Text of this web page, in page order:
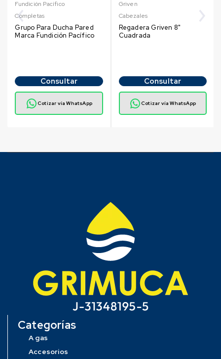
Fundición Pacífico
Completas
Grupo Para Ducha Pared
Marca Fundición Pacífico
Consultar
Cotizar vía WhatsApp
Griven
Cabezales
Regadera Griven 8"
Cuadrada
Consultar
Cotizar vía WhatsApp
Categorías
A gas
Accesorios